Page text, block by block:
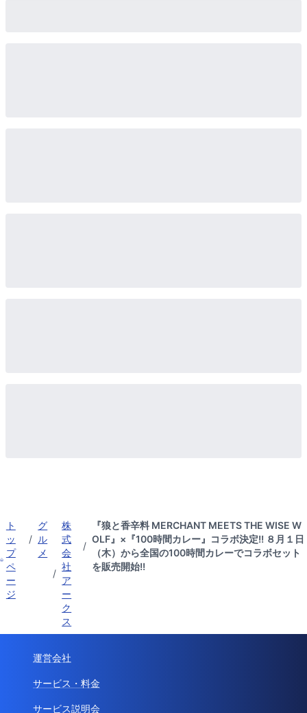
ト
ッ
プ
ペ
ー
ジ
/
グ
ル
メ
/
株
式
会
社
ア
ー
ク
ス
/
『狼と香辛料 MERCHANT MEETS THE WISE W
OLF』×『100時間カレー』コラボ決定!! ８月１日
（木）から全国の100時間カレーでコラボセット
を販売開始!!
運営会社
サービス・料金
サービス説明会